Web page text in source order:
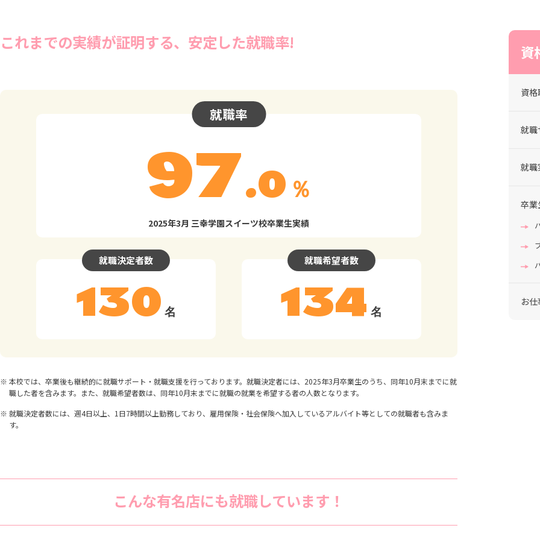
これまでの実績が証明する、安定した就職率!
就職率
97.0 ％
2025年3月 三幸学園スイーツ校卒業生実績
就職決定者数
130名
就職希望者数
134 名
本校では、卒業後も継続的に就職サポート・就職支援を行っております。就職決定者には、2025年3月卒業生のうち、同年10月末までに就
職した者を含みます。また、就職希望者数は、同年10月末までに就職の就業を希望する者の人数となります。
就職決定者数には、週4日以上、1日7時間以上勤務しており、雇用保険・社会保険へ加入しているアルバイト等としての就職者も含みま
す。
こんな有名店にも就職しています！
資
資
就職
就職
卒業
お